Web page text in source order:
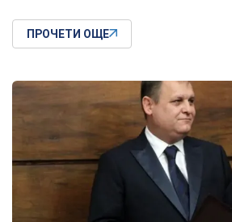
ПРОЧЕТИ ОЩЕ